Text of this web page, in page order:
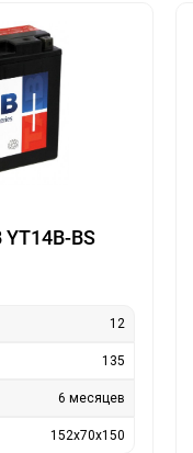
BS
12
135
6 месяцев
152x70x150